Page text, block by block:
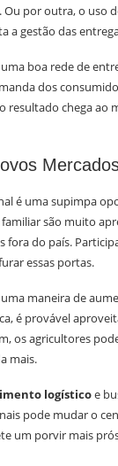
por outra, o uso
a gestão das
boa rede de
dos
resultado chega ao
é uma supimpa
são muito
fora do país.
essas portas.
maneira de
é provável
os agricultores
mais.
logísticoe
pode mudar o
um porvir mais